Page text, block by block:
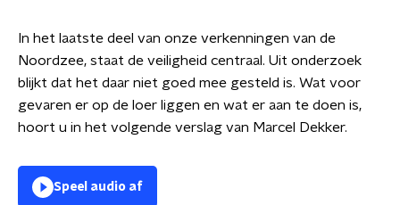
In het laatste deel van onze verkenningen van de
Noordzee, staat de veiligheid centraal. Uit onderzoek
blijkt dat het daar niet goed mee gesteld is. Wat voor
gevaren er op de loer liggen en wat er aan te doen is,
hoort u in het volgende verslag van Marcel Dekker.
Speel audio af